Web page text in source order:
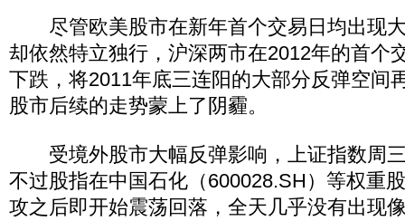
尽管欧美股市在新年首个交易日均出现
却依然特立独行，沪深两市在2012年的首个
下跌，将2011年底三连阳的大部分反弹空间
股市后续的走势蒙上了阴霾。
受境外股市大幅反弹影响，上证指数周三
不过股指在中国石化（600028.SH）等权重
攻之后即开始震荡回落，全天几乎没有出现